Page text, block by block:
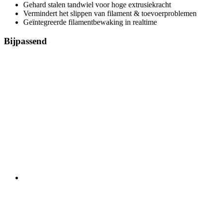
Gehard stalen tandwiel voor hoge extrusiekracht
Vermindert het slippen van filament & toevoerproblemen
Geïntegreerde filamentbewaking in realtime
Bijpassend